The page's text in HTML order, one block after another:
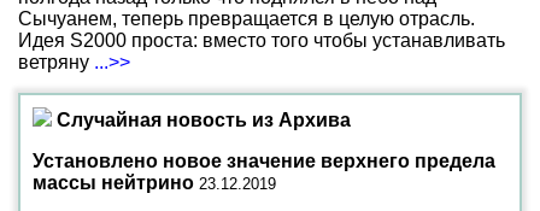
Сычуанем, теперь превращается в целую отрасль.
Идея S2000 проста: вместо того чтобы устанавливать
ветряну ...>>
Случайная новость из Архива
Установлено новое значение верхнего предела
массы нейтрино 23.12.2019